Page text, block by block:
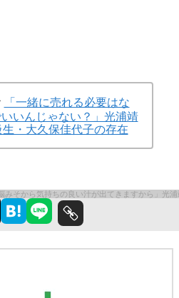
「一緒に売れる必要はな
いんじゃない？」光浦靖
・大久保佳代子の存在
みそから気持ちの良い汁が出てきますから」光